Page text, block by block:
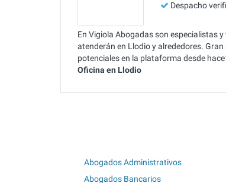
Despacho
En Vigiola Abogadas son especialistas
atenderán en Llodio y alrededores.
potenciales en la plataforma desde
Oficina en Llodio
Abogados Administrativos
Abogados Bancarios